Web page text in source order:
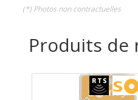
(*) Photos non contractuelles
Produits de